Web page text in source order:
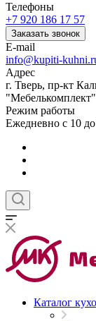
Телефоны
+7 920 186 17 57
Заказать звонок
E-mail
info@kupiti-
Адрес
г. Тверь, пр-кт
"Мебелькомплект"
Режим работы
Ежедневно с 10 до
Каталог